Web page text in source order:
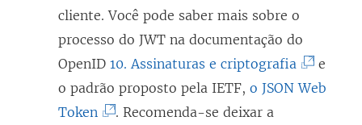
cliente. Você pode saber mais sobre o
processo do JWT na documentação do
OpenID 10. Assinaturas e criptografia
O
e
o padrão proposto pela IETF, o JSON Web
Token
. Recomenda-se deixar a